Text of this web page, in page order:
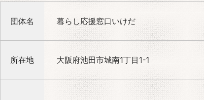
団体名 暮らし応援窓口いけだ
所在地 大阪府池田市城南1丁目1-1